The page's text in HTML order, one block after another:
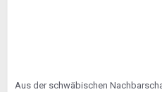
Aus der schwäbischen